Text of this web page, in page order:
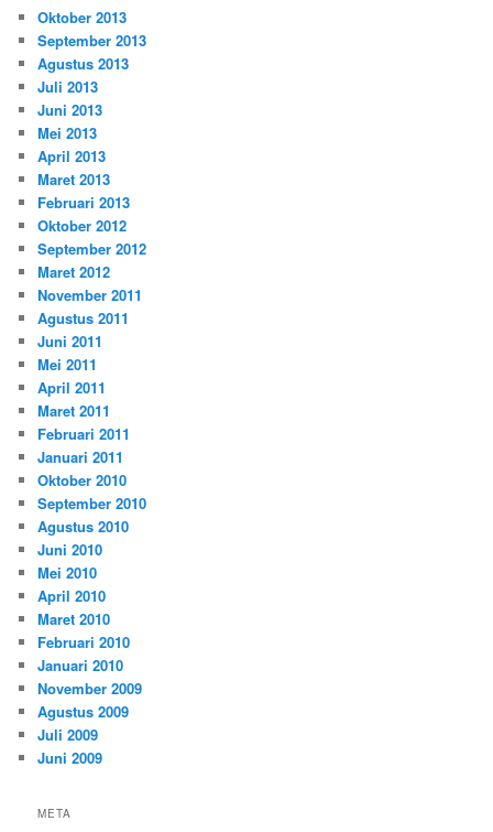
Oktober 2013
September 2013
Agustus 2013
Juli 2013
Juni 2013
Mei 2013
April 2013
Maret 2013
Februari 2013
Oktober 2012
September 2012
Maret 2012
November 2011
Agustus 2011
Juni 2011
Mei 2011
April 2011
Maret 2011
Februari 2011
Januari 2011
Oktober 2010
September 2010
Agustus 2010
Juni 2010
Mei 2010
April 2010
Maret 2010
Februari 2010
Januari 2010
November 2009
Agustus 2009
Juli 2009
Juni 2009
META